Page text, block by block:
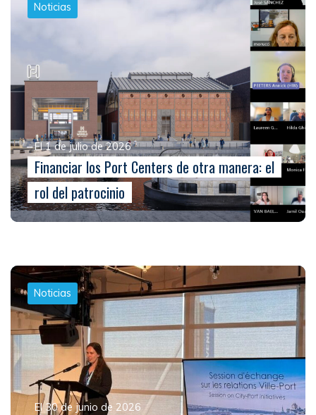
Noticias
El 1 de julio de 2026
Financiar los Port Centers de otra manera: el
rol del patrocinio
Noticias
El 30 de junio de 2026